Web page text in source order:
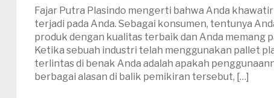
Fajar Putra Plasindo mengerti bahwa Anda
terjadi pada Anda. Sebagai konsumen, tentunya
produk dengan kualitas terbaik dan Anda memang
Ketika sebuah industri telah menggunakan pallet
terlintas di benak Anda adalah apakah
berbagai alasan di balik pemikiran tersebut, […]